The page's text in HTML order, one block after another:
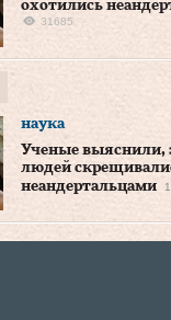
охотились
31685
наука
Ученые выяснили,
людей
неандертальцами